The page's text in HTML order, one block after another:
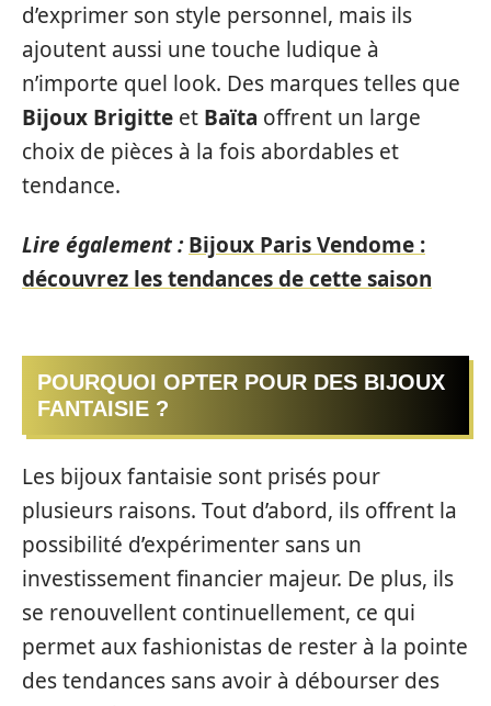
d’exprimer son style personnel, mais ils
ajoutent aussi une touche ludique à
n’importe quel look. Des marques telles que
Bijoux Brigitte et Baïta offrent un large
choix de pièces à la fois abordables et
tendance.
Lire également : Bijoux Paris Vendome :
découvrez les tendances de cette saison
POURQUOI OPTER POUR DES BIJOUX
FANTAISIE ?
Les bijoux fantaisie sont prisés pour
plusieurs raisons. Tout d’abord, ils offrent la
possibilité d’expérimenter sans un
investissement financier majeur. De plus, ils
se renouvellent continuellement, ce qui
permet aux fashionistas de rester à la pointe
des tendances sans avoir à débourser des